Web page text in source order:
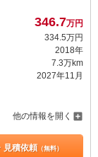
346.7万円
334.5万円
2018年
7.3万km
2027年11月
他の情報を開く
見積依頼（無料）